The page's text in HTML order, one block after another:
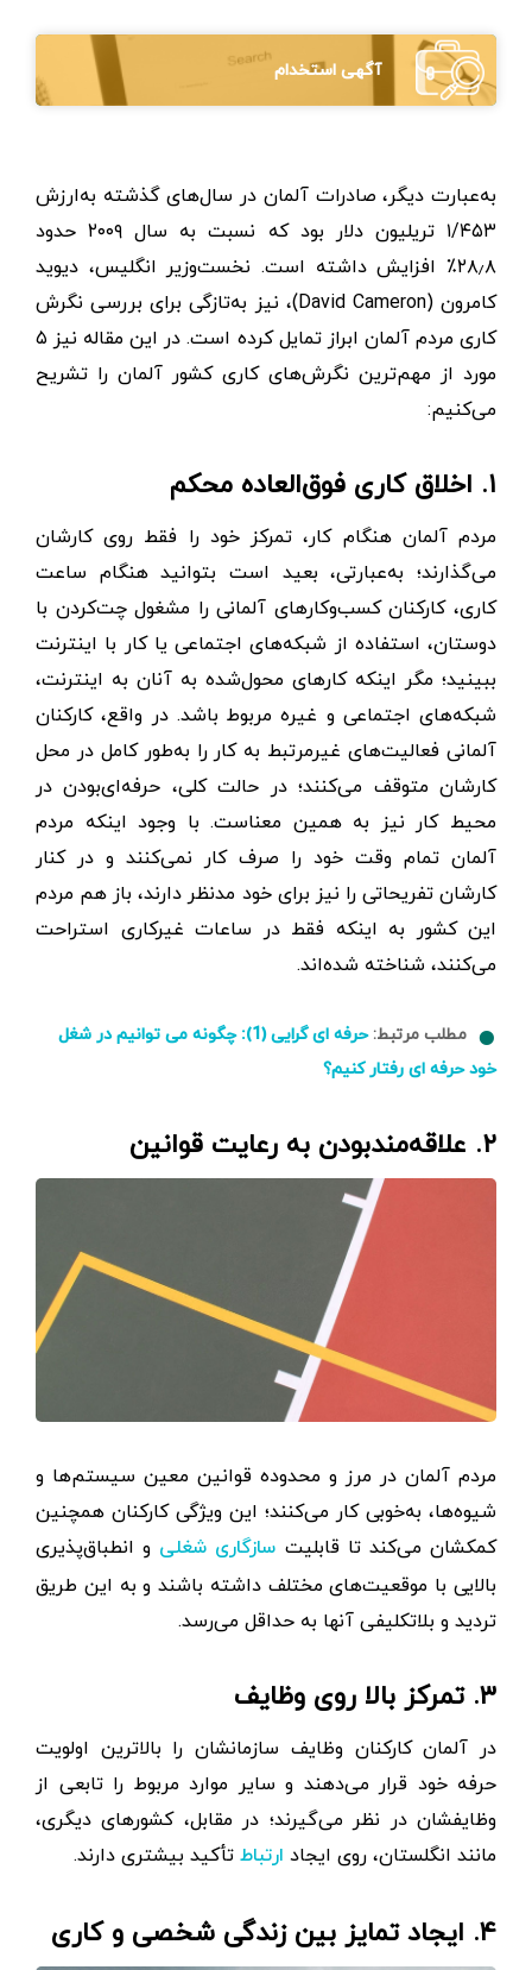
آگهی استخدام
به‌عبارت دیگر، صادرات آلمان در سال‌های گذشته به‌ارزش
۱/۴۵۳ تریلیون دلار بود که نسبت به سال ۲۰۰۹ حدود
۲۸٫۸٪ افزایش داشته است. نخست‌وزیر انگلیس، دیوید
کامرون (David Cameron)، نیز به‌تازگی برای بررسی نگرش
کاری مردم آلمان ابراز تمایل کرده است. در این مقاله نیز ۵
مورد از مهم‌ترین نگرش‌های کاری کشور آلمان را تشریح
می‌کنیم:
۱. اخلاق کاری فوق‌العاده محکم
مردم آلمان هنگام کار، تمرکز خود را فقط روی کارشان
می‌گذارند؛ به‌عبارتی، بعید است بتوانید هنگام ساعت
کاری، کارکنان کسب‌وکارهای آلمانی را مشغول چت‌کردن با
دوستان، استفاده از شبکه‌های اجتماعی یا کار با اینترنت
ببینید؛ مگر اینکه کارهای محول‌شده به آنان به اینترنت،
شبکه‌های اجتماعی و غیره مربوط باشد. در واقع، کارکنان
آلمانی فعالیت‌های غیرمرتبط به کار را به‌طور کامل در محل
کارشان متوقف می‌کنند؛ در حالت کلی، حرفه‌ای‌بودن در
محیط کار نیز به همین معناست. با وجود اینکه مردم
آلمان تمام وقت خود را صرف کار نمی‌کنند و در کنار
کارشان تفریحاتی را نیز برای خود مدنظر دارند، باز هم مردم
این کشور به اینکه فقط در ساعات غیرکاری استراحت
می‌کنند، شناخته شده‌اند.
مطلب مرتبط:
حرفه ای گرایی (1): چگونه می توانیم در شغل
خود حرفه ای رفتار کنیم؟
۲. علاقه‌مند‌بودن به رعایت قوانین
مردم آلمان در مرز و محدوده قوانین معین سیستم‌ها و
شیوه‌ها، به‌خوبی کار می‌کنند؛ این ویژگی کارکنان همچنین
کمکشان می‌کند تا قابلیت سازگاری شغلی و انطباق‌پذیری
بالایی با موقعیت‌های مختلف داشته باشند و به این طریق
تردید و بلاتکلیفی آنها به حداقل می‌رسد.
۳. تمرکز بالا روی وظایف
در آلمان کارکنان وظایف سازمانشان را بالاترین اولویت
حرفه خود قرار می‌دهند و سایر موارد مربوط را تابعی از
وظایفشان در نظر می‌گیرند؛ در مقابل، کشورهای دیگری،
مانند انگلستان، روی ایجاد ارتباط تأکید بیشتری دارند.
۴. ایجاد تمایز بین زندگی شخصی و کاری